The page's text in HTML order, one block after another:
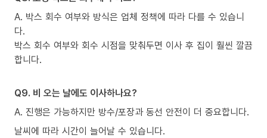
A. 박스 회수 여부와 방식은 업체 정책에 따라 다를 수 있습니
다.
박스 회수 여부와 회수 시점을 맞춰두면 이사 후 집이 훨씬 깔끔
합니다.
Q9. 비 오는 날에도 이사하나요?
A. 진행은 가능하지만 방수/포장과 동선 안전이 더 중요합니다.
날씨에 따라 시간이 늘어날 수 있습니다.